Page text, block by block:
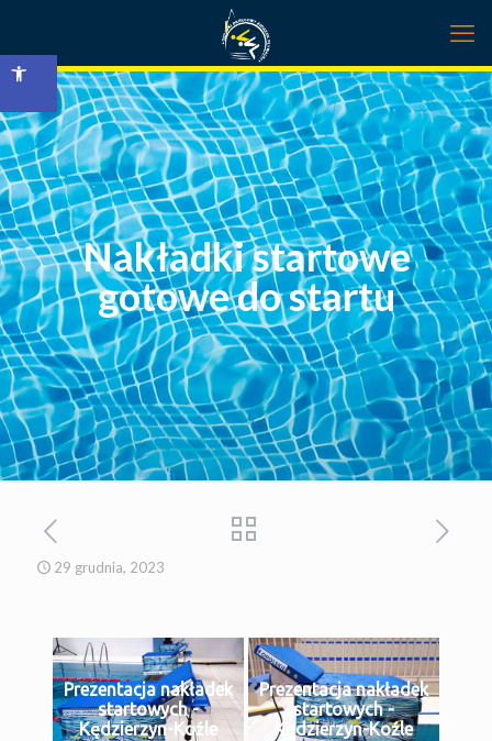
Open toolbar
Nakładki startowe
gotowe do startu
29 grudnia, 2023
Prezentacja nakładek
startowych -
Kędzierzyn-Koźle
Prezentacja nakładek
startowych -
Kędzierzyn-Koźle